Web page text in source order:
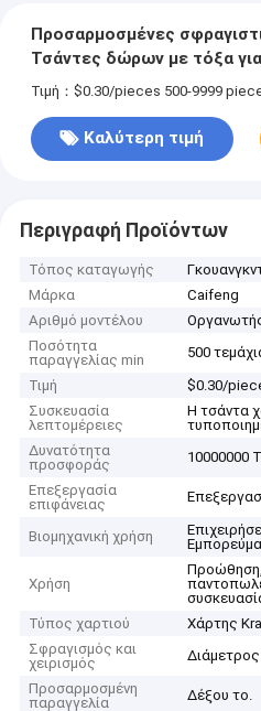
Προσαρμοσμένες
Τσάντες δώρων με τόξα
συσκευασίες δώρων
Τιμή：$0.30/pieces 500-9999
Καλύτερη τιμή
Περιγραφή Προϊόντων
Τόπος καταγωγής
Μάρκα
Caifeng
Αριθμό μοντέλου
Ποσότητα
παραγγελίας min
500
Τιμή
$0.30/
Συσκευασία
λεπτομέρειες
Η τσάντα
Δυνατότητα
προσφοράς
10000000
Επεξεργασία
επιφάνειας
Βιομηχανική χρήση
Χρήση
Τύπος χαρτιού
Χάρτης
Σφραγισμός και
χειρισμός
Διάμετρος
Προσαρμοσμένη
παραγγελία
Δέξου το.